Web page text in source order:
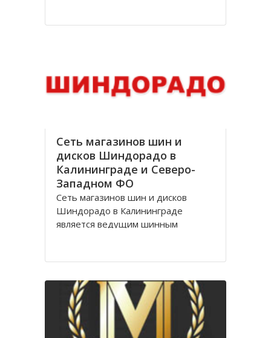
оптическая компания,
Сеть магазинов шин и
дисков Шиндорадо в
Калининграде и Северо-
Западном ФО
Сеть магазинов шин и дисков
Шиндорадо в Калининграде
является ведущим шинным
восемь магазинов, но компания не
желает останавливаться на
достигнутом уровне и продолжает
расширяться.
Магазины Шиндорадо в